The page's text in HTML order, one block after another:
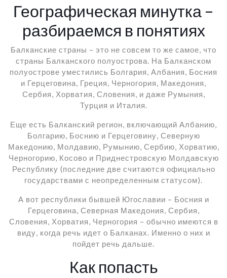
Географическая минутка –
разбираемся в понятиях
Балканские страны – это не совсем то же самое, что
страны Балканского полуострова. На Балканском
полуострове уместились Болгария, Албания, Босния
и Герцеговина, Греция, Черногория, Македония,
Сербия, Хорватия, Словения, и даже Румыния,
Турция и Италия.
Еще есть Балканский регион, включающий Албанию,
Болгарию, Боснию и Герцеговину, Северную
Македонию, Молдавию, Румынию, Сербию, Хорватию,
Черногорию, Косово и Приднестровскую Молдавскую
Республику (последние две считаются официально
государствами с неопределенным статусом).
А вот республики бывшей Югославии – Босния и
Герцеговина, Северная Македония, Сербия,
Словения, Хорватия, Черногория – обычно имеются в
виду, когда речь идет о Балканах. Именно о них и
пойдет речь дальше.
Как попасть